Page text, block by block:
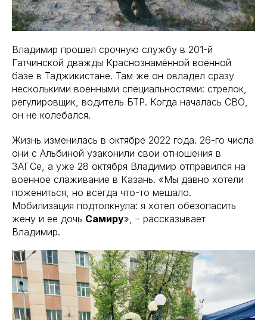
Владимир прошел срочную службу в 201-й
Гатчинской дважды Краснознамённой военной
базе в Таджикистане. Там же он овладел сразу
несколькими военными специальностями: стрелок,
регулировщик, водитель БТР. Когда началась СВО,
он не колебался.
Жизнь изменилась в октябре 2022 года. 26-го числа
они с Альбиной узаконили свои отношения в
ЗАГСе, а уже 28 октября Владимир отправился на
военное слаживание в Казань. «Мы давно хотели
пожениться, но всегда что-то мешало.
Мобилизация подтолкнула: я хотел обезопасить
жену и ее дочь Самиру», – рассказывает
Владимир.